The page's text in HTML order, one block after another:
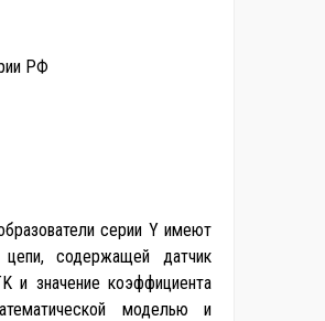
РФ
серии Y имеют
содержащей датчик
и значение коэффициента
моделью и